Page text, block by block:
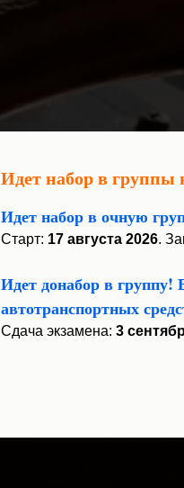
Идет набор в
Идет набор в очную
Старт: 17 августа 2026.
Идет донабор в группу!
автотранспортных
Сдача экзамена: 3